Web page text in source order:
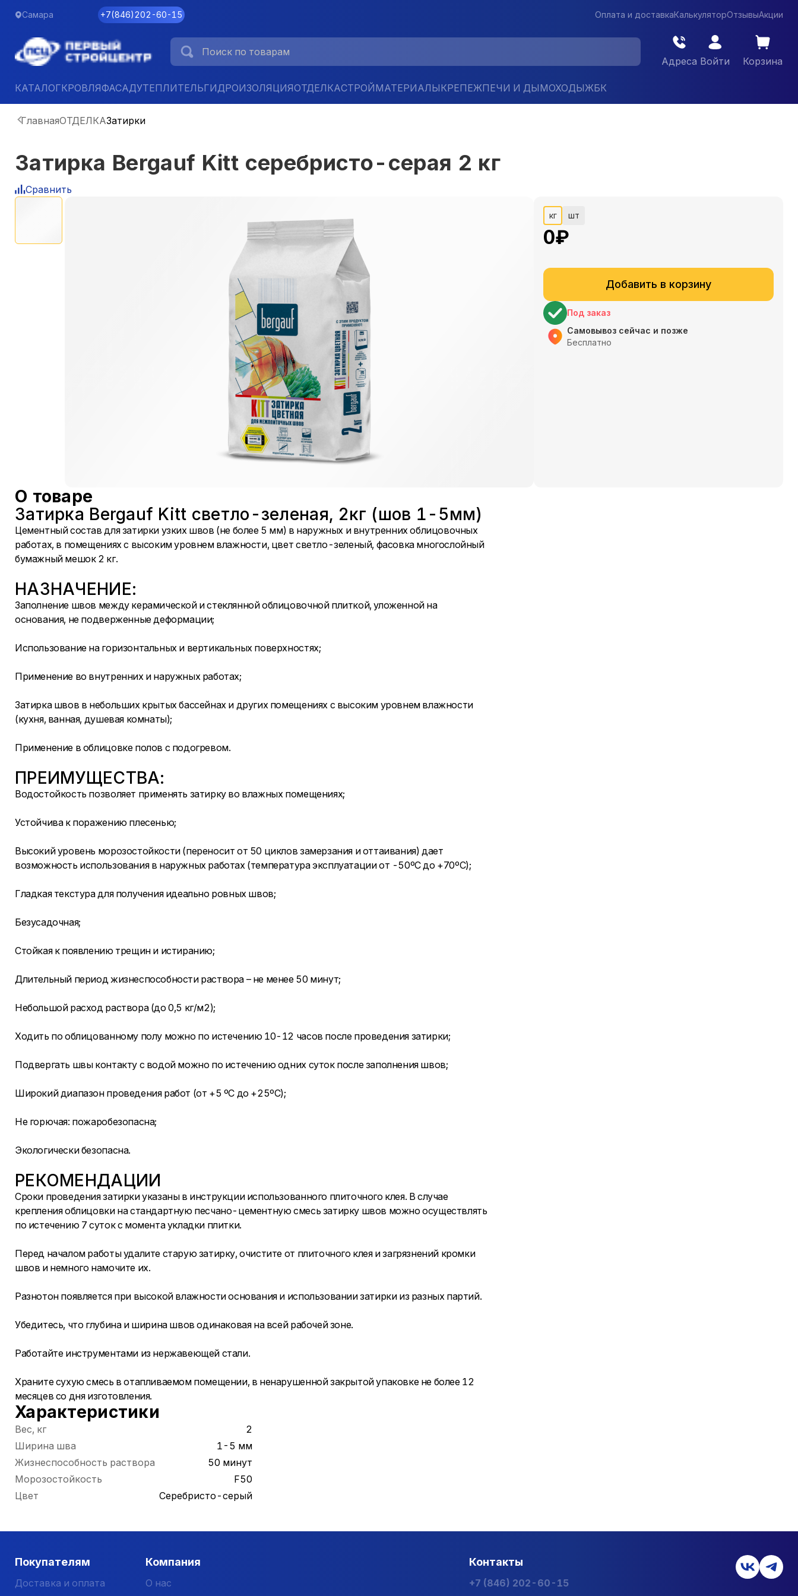
Самара +7(846)202-60-15 Оплата и доставкаКалькуляторОтзывыАкции
Адреса Войти Корзина
КАТАЛОГКРОВЛЯФАСАДУТЕПЛИТЕЛЬГИДРОИЗОЛЯЦИЯОТДЕЛКАСТРОЙМАТЕРИАЛЫКРЕПЕЖПЕЧИ И ДЫМОХОДЫЖБК
ГлавнаяОТДЕЛКАЗатирки
Затирка Bergauf Kitt серебристо-серая 2 кг
Сравнить
кг шт
0₽
Добавить в корзину
Под заказ
Самовывоз сейчас и позже
Бесплатно
О товаре
Затирка Bergauf Kitt светло-зеленая, 2кг (шов 1-5мм)
Цементный состав для затирки узких швов (не более 5 мм) в наружных и внутренних облицовочных
работах, в помещениях с высоким уровнем влажности, цвет светло-зеленый, фасовка многослойный
бумажный мешок 2 кг.
НАЗНАЧЕНИЕ:
Заполнение швов между керамической и стеклянной облицовочной плиткой, уложенной на
основания, не подверженные деформации;
Использование на горизонтальных и вертикальных поверхностях;
Применение во внутренних и наружных работах;
Затирка швов в небольших крытых бассейнах и других помещениях с высоким уровнем влажности
(кухня, ванная, душевая комнаты);
Применение в облицовке полов с подогревом.
ПРЕИМУЩЕСТВА:
Водостойкость позволяет применять затирку во влажных помещениях;
Устойчива к поражению плесенью;
Высокий уровень морозостойкости (переносит от 50 циклов замерзания и оттаивания) дает
возможность использования в наружных работах (температура эксплуатации от -50ºC до +70ºC);
Гладкая текстура для получения идеально ровных швов;
Безусадочная;
Стойкая к появлению трещин и истиранию;
Длительный период жизнеспособности раствора – не менее 50 минут;
Небольшой расход раствора (до 0,5 кг/м2);
Ходить по облицованному полу можно по истечению 10-12 часов после проведения затирки;
Подвергать швы контакту с водой можно по истечению одних суток после заполнения швов;
Широкий диапазон проведения работ (от +5 ºC до +25ºC);
Не горючая: пожаробезопасна;
Экологически безопасна.
РЕКОМЕНДАЦИИ
Сроки проведения затирки указаны в инструкции использованного плиточного клея. В случае
крепления облицовки на стандартную песчано-цементную смесь затирку швов можно осуществлять
по истечению 7 суток с момента укладки плитки.
Перед началом работы удалите старую затирку, очистите от плиточного клея и загрязнений кромки
швов и немного намочите их.
Разнотон появляется при высокой влажности основания и использовании затирки из разных партий.
Убедитесь, что глубина и ширина швов одинаковая на всей рабочей зоне.
Работайте инструментами из нержавеющей стали.
Храните сухую смесь в отапливаемом помещении, в ненарушенной закрытой упаковке не более 12
месяцев со дня изготовления.
Характеристики
Вес, кг
2
Ширина шва
1-5 мм
Жизнеспособность раствора
50 минут
Морозостойкость
F50
Цвет
Серебристо-серый
Покупателям
Доставка и оплата
Компания
О нас
Контакты
+7 (846) 202-60-15